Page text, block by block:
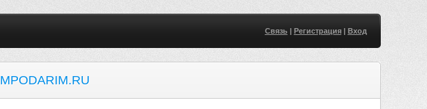
Связь| Регистрация| Вход
MPODARIM.RU